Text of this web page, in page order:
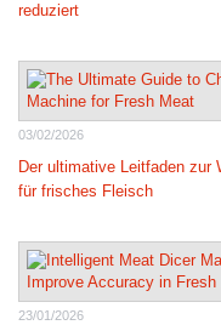
reduziert
03/02/2026
Der ultimative Leitfaden zur
für frisches Fleisch
23/01/2026